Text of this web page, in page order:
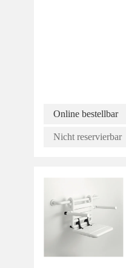
Online bestellbar
Nicht reservierbar